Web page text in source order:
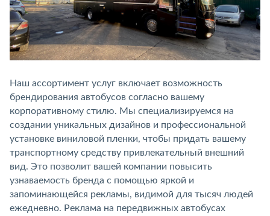
Наш ассортимент услуг включает возможность
брендирования автобусов согласно вашему
корпоративному стилю. Мы специализируемся на
создании уникальных дизайнов и профессиональной
установке виниловой пленки, чтобы придать вашему
транспортному средству привлекательный внешний
вид. Это позволит вашей компании повысить
узнаваемость бренда с помощью яркой и
запоминающейся рекламы, видимой для тысяч людей
ежедневно. Реклама на передвижных автобусах